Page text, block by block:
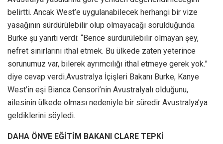
belirtti. Ancak West’e uygulanabilecek herhangi bir vize
yasağının sürdürülebilir olup olmayacağı sorulduğunda
Burke şu yanıtı verdi: “Bence sürdürülebilir olmayan şey,
nefret sınırlarını ithal etmek. Bu ülkede zaten yeterince
sorunumuz var, bilerek ayrımcılığı ithal etmeye gerek yok.”
diye cevap verdi.Avustralya İçişleri Bakanı Burke, Kanye
West’in eşi Bianca Censori’nin Avustralyalı olduğunu,
ailesinin ülkede olması nedeniyle bir süredir Avustralya’ya
geldiklerini söyledi.
DAHA ÖNVE EĞİTİM BAKANI CLARE TEPKİ